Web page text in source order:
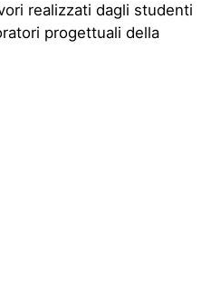
realizzati dagli studenti
progettuali della